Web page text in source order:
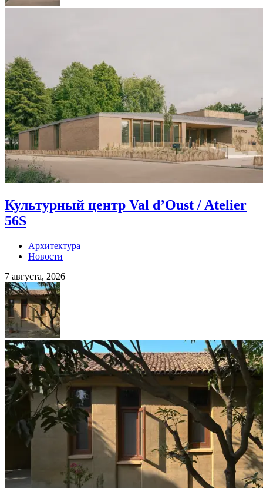
Культурный центр Val d’Oust / Atelier
56S
Архитектура
Новости
7 августа, 2026